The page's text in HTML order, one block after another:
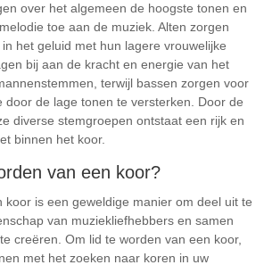
over het algemeen de hoogste tonen en
toe aan de muziek. Alten zorgen
het geluid met hun lagere vrouwelijke
bij aan de kracht en energie van het
terwijl bassen zorgen voor
door de lage tonen te versterken. Door de
diverse stemgroepen ontstaat een rijk en
binnen het koor.
van een koor?
koor is een geweldige manier om deel uit te
van muziekliefhebbers en samen
creëren. Om lid te worden van een koor,
met het zoeken naar koren in uw